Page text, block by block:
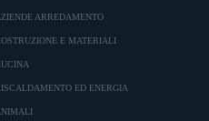
ARREDAMENTO
E MATERIALI
ED ENERGIA